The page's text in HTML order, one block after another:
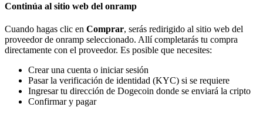
Continúa al sitio web del onramp
Cuando hagas clic en Comprar, serás redirigido al sitio web del
proveedor de onramp seleccionado. Allí completarás tu compra
directamente con el proveedor. Es posible que necesites:
Crear una cuenta o iniciar sesión
Pasar la verificación de identidad (KYC) si se requiere
Ingresar tu dirección de Dogecoin donde se enviará la cripto
Confirmar y pagar